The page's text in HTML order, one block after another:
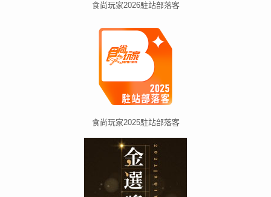
食尚玩家2026駐站部落客
食尚玩家2025駐站部落客